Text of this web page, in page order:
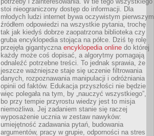
stoi nieograniczony dostęp do informacji. Dla
młodych ludzi internet bywa oczywistym pierwszym
źródłem odpowiedzi na wszystkie pytania, trochę
tak jak kiedyś dobrze zaopatrzona biblioteka czy
gruba encyklopedia stojąca na półce. Dziś tę rolę
przejęła gigantyczna encyklopedia online do której
każdy może coś dopisać, a algorytmy pomagają
odnaleźć potrzebne treści. To jednak sprawia, że
jeszcze ważniejsze staje się uczenie filtrowania
danych, rozpoznawania manipulacji i odróżniania
opinii od faktów. Edukacja przyszłości nie będzie
więc polegała na tym, by „nauczyć wszystkiego”,
bo przy tempie przyrostu wiedzy jest to misja
niemożliwa. Jej zadaniem stanie się raczej
wyposażenie ucznia w zestaw nawyków:
umiejętność zadawania pytań, budowania
argumentów, pracy w grupie, odporności na stres